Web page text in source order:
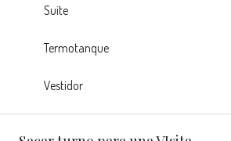
Suite
Termotanque
Vestidor